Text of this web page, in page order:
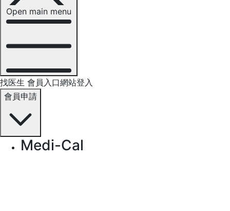
Open main menu
找医生 會員入口網站登入
會員申請
Medi-Cal